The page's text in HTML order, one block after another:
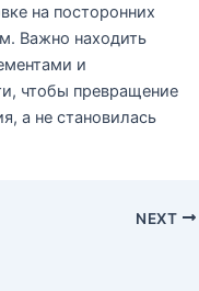
на посторонних
Важно находить
и
чтобы превращение
а не становилась
NEXT